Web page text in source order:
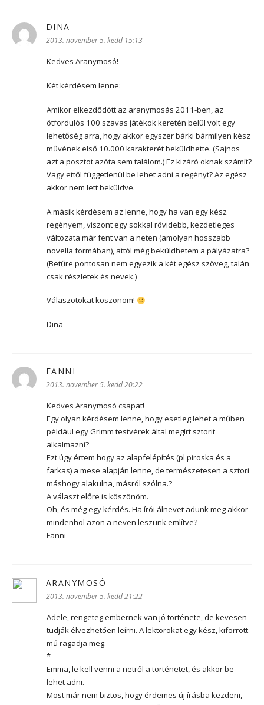
DINA
2013. november 5. kedd 15:13
Kedves Aranymosó!
Két kérdésem lenne:
Amikor elkezdődött az aranymosás 2011-ben, az
ötfordulós 100 szavas játékok keretén belül volt egy
lehetőség arra, hogy akkor egyszer bárki bármilyen kész
művének első 10.000 karakterét beküldhette. (Sajnos
azt a posztot azóta sem találom.) Ez kizáró oknak számít?
Vagy ettől függetlenül be lehet adni a regényt? Az egész
akkor nem lett beküldve.
A másik kérdésem az lenne, hogy ha van egy kész
regényem, viszont egy sokkal rövidebb, kezdetleges
változata már fent van a neten (amolyan hosszabb
novella formában), attól még beküldhetem a pályázatra?
(Betűre pontosan nem egyezik a két egész szöveg, talán
csak részletek és nevek.)
Válaszotokat köszönöm!
Dina
FANNI
2013. november 5. kedd 20:22
Kedves Aranymosó csapat!
Egy olyan kérdésem lenne, hogy esetleg lehet a műben
például egy Grimm testvérek által megírt sztorit
alkalmazni?
Ezt úgy értem hogy az alapfelépítés (pl piroska és a
farkas) a mese alapján lenne, de természetesen a sztori
máshogy alakulna, másról szólna.?
A választ előre is köszönöm.
Oh, és még egy kérdés. Ha írói álnevet adunk meg akkor
mindenhol azon a neven leszünk említve?
Fanni
ARANYMOSÓ
2013. november 5. kedd 21:22
Adele, rengeteg embernek van jó története, de kevesen
tudják élvezhetően leírni. A lektorokat egy kész, kiforrott
mű ragadja meg.
*
Emma, le kell venni a netről a történetet, és akkor be
lehet adni.
Most már nem biztos, hogy érdemes új írásba kezdeni,